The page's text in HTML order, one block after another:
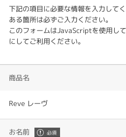
下記の項目に必要な情報を入力して
ある箇所は必ずご入力ください。
このフォームはJavaScriptを使用し
にしてご利用ください。
商品名
Reve レーヴ
お名前